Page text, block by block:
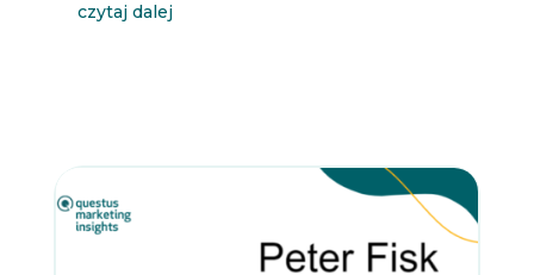
czytaj dalej